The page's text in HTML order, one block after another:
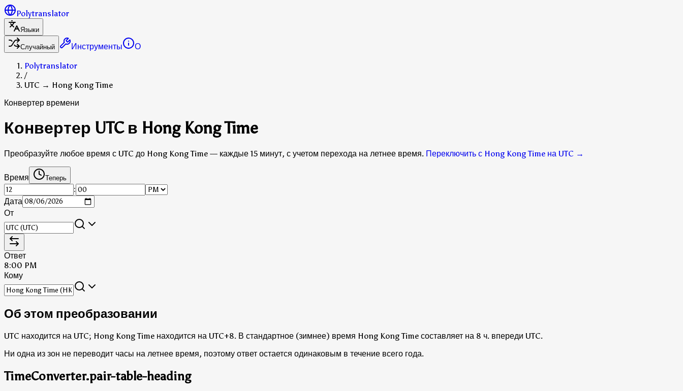
Polytranslator
Языки
Случайный
Инструменты
О
Polytranslator
/
UTC → Hong Kong Time
Конвертер времени
Конвертер UTC в Hong Kong Time
Преобразуйте любое время с UTC до Hong Kong Time — каждые 15 минут, с учетом перехода на летнее время. Переключить с Hong Kong Time на UTC →
Время Теперь
:
Дата
От
Ответ
8:00 PM
Кому
Об этом преобразовании
UTC находится на UTC; Hong Kong Time находится на UTC+8. В стандартное (зимнее) время Hong Kong Time составляет на 8 ч. впереди UTC.
Ни одна из зон не переводит часы на летнее время, поэтому ответ остается одинаковым в течение всего года.
TimeConverter.pair-table-heading